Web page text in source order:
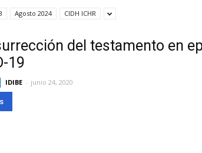
Agosto 2024 CIDH ICHR
del testamento en
19
IDIBE - junio 24, 2020